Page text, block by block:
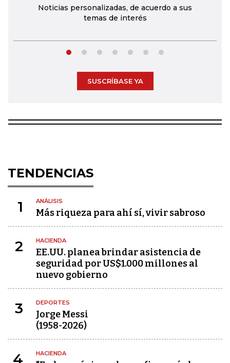
Noticias personalizadas, de acuerdo a sus
temas de interés
SUSCRÍBASE YA
TENDENCIAS
1 ANÁLISIS
Más riqueza para ahí sí, vivir sabroso
2 HACIENDA
EE.UU. planea brindar asistencia de
seguridad por US$1.000 millones al
nuevo gobierno
3 DEPORTES
Jorge Messi
(1958-2026)
4 HACIENDA